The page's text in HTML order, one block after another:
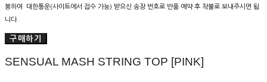
봉하여 대한통운(사이트에서 접수 가능) 받으신 송장 번호로 반품 예약 후 착불로 보내주시면 됩
니다.
구매하기
SENSUAL MASH STRING TOP [PINK]